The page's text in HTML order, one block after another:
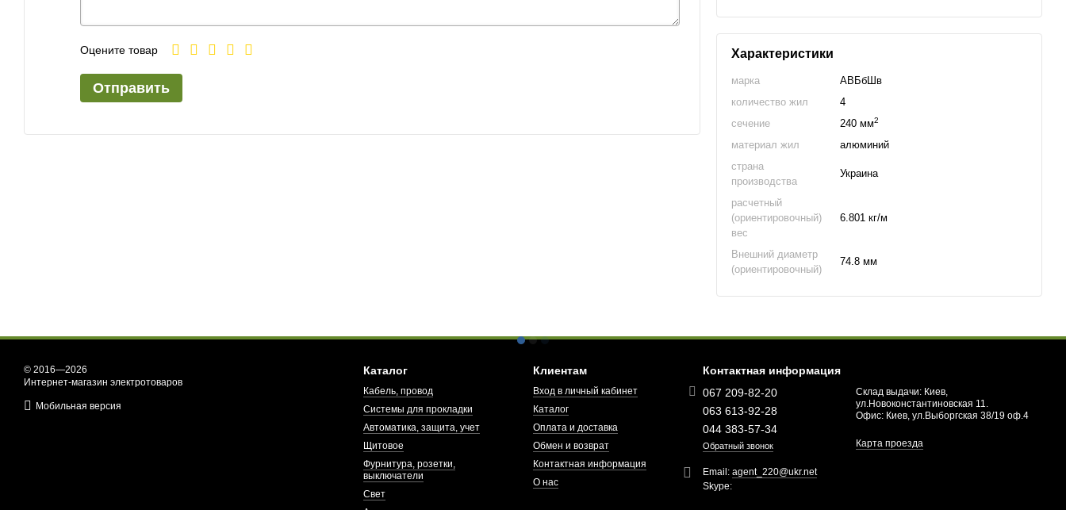
Оцените товар
Отправить
Характеристики
марка
АВБбШв
количество жил
4
сечение
240 мм2
материал жил
алюминий
страна
производства
Украина
расчетный
(ориентировочный)
вес
6.801 кг/м
Внешний диаметр
(ориентировочный)
74.8 мм
© 2016—2026
Интернет-магазин электротоваров
Мобильная версия
Каталог
Кабель, провод
Системы для прокладки
Автоматика, защита, учет
Щитовое
Фурнитура, розетки,
выключатели
Свет
Клиентам
Вход в личный кабинет
Каталог
Оплата и доставка
Обмен и возврат
Контактная информация
О нас
Контактная информация
067 209-82-20
063 613-92-28
044 383-57-34
Обратный звонок
Склад выдачи: Киев,
ул.Новоконстантиновская 11.
Офис: Киев, ул.Выборгская 38/19 оф.4
Карта проезда
Email:agent_220@ukr.net
Skype: